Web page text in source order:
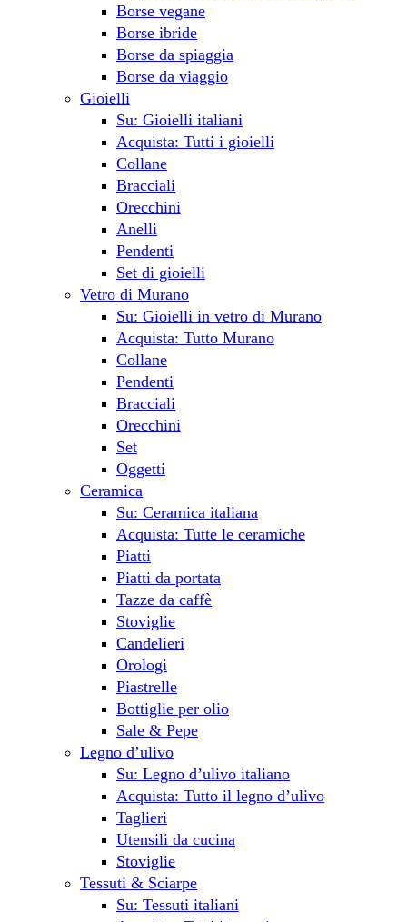
Borse vegane
Borse ibride
Borse da spiaggia
Borse da viaggio
Gioielli
Su: Gioielli italiani
Acquista: Tutti i gioielli
Collane
Bracciali
Orecchini
Anelli
Pendenti
Set di gioielli
Vetro di Murano
Su: Gioielli in vetro di Murano
Acquista: Tutto Murano
Collane
Pendenti
Bracciali
Orecchini
Set
Oggetti
Ceramica
Su: Ceramica italiana
Acquista: Tutte le ceramiche
Piatti
Piatti da portata
Tazze da caffè
Stoviglie
Candelieri
Orologi
Piastrelle
Bottiglie per olio
Sale & Pepe
Legno d’ulivo
Su: Legno d’ulivo italiano
Acquista: Tutto il legno d’ulivo
Taglieri
Utensili da cucina
Stoviglie
Tessuti & Sciarpe
Su: Tessuti italiani